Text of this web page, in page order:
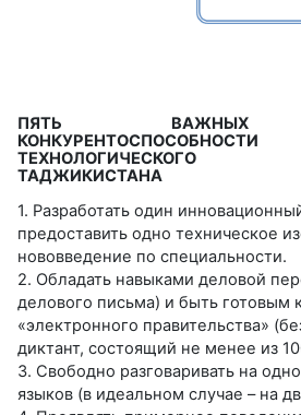
ПЯТЬ ВАЖНЫХ
ТЕХНОЛОГИЧЕСКОГО
ТАДЖИКИСТАНА
1. Разработать один
предоставить одно техническое
нововведение по специальности.
2. Обладать навыками деловой
делового письма) и быть готовым
«электронного правительства»
диктант, состоящий не менее из
3. Свободно разговаривать на
языков (в идеальном случае – на